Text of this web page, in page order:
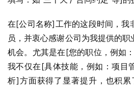
在[公司名称]工作的这段时间，我
员，并衷心感谢公司为我提供的
机会。尤其是在[您的职位，例如
我不仅在[具体技能，例如：项目
析]方面获得了显著提升，也积